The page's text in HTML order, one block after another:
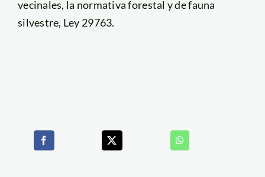
vecinales, la normativa forestal y de fauna
silvestre, Ley 29763.